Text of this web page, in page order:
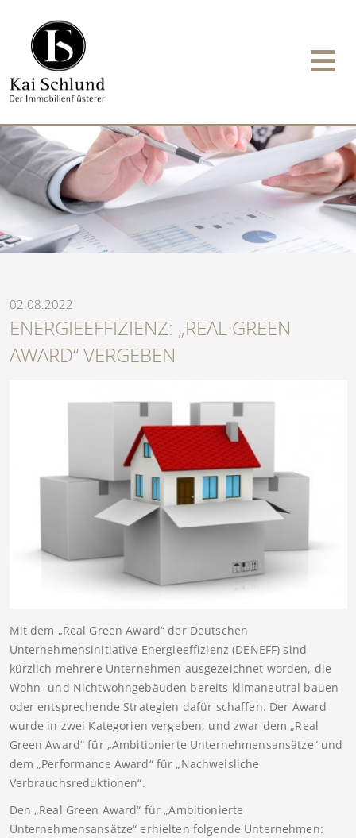
02.08.2022
ENERGIEEFFIZIENZ: „REAL GREEN
AWARD“ VERGEBEN
Mit dem „Real Green Award“ der Deutschen
Unternehmensinitiative Energieeffizienz (DENEFF) sind
kürzlich mehrere Unternehmen ausgezeichnet worden, die
Wohn- und Nichtwohngebäuden bereits klimaneutral bauen
oder entsprechende Strategien dafür schaffen. Der Award
wurde in zwei Kategorien vergeben, und zwar dem „Real
Green Award“ für „Ambitionierte Unternehmensansätze“ und
dem „Performance Award“ für „Nachweisliche
Verbrauchsreduktionen“.
Den „Real Green Award“ für „Ambitionierte
Unternehmensansätze“ erhielten folgende Unternehmen: